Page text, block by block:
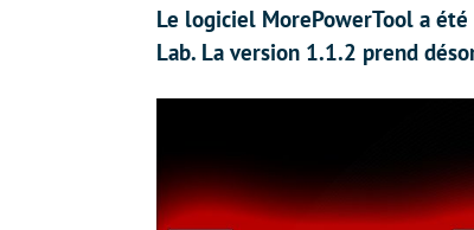
Le logiciel MorePowerTool a été
Lab. La version 1.1.2 prend